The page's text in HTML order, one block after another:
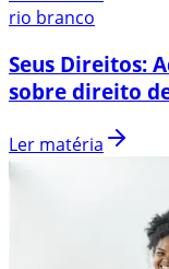
rio branco
Seus Direitos:
sobre direito
Ler matéria